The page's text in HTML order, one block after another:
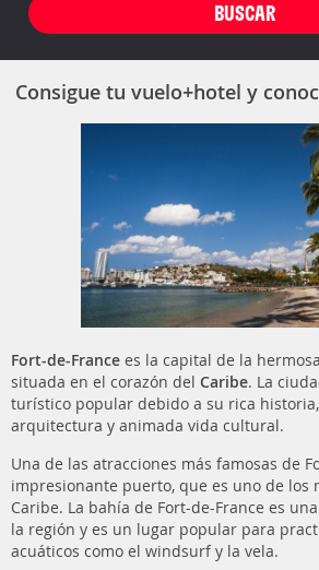
Consigue tu vuelo+hotel y
Fort-de-France es la capital de la
situada en el corazón del Caribe. La
turístico popular debido a su rica
arquitectura y animada vida cultural.
Una de las atracciones más famosas de
impresionante puerto, que es uno de los
Caribe. La bahía de Fort-de-France es
la región y es un lugar popular para
acuáticos como el windsurf y la vela.